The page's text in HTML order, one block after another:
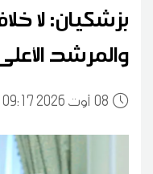
بزشكيان: لا
والمرشد
0809:17 2026 أوت